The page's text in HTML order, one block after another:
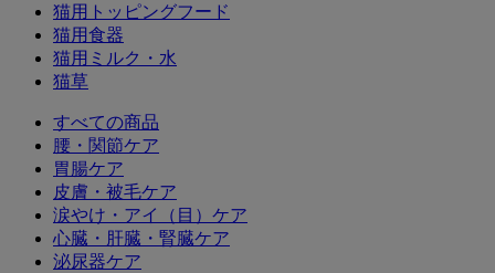
猫用トッピングフード
猫用食器
猫用ミルク・水
猫草
すべての商品
腰・関節ケア
胃腸ケア
皮膚・被毛ケア
涙やけ・アイ（目）ケア
心臓・肝臓・腎臓ケア
泌尿器ケア